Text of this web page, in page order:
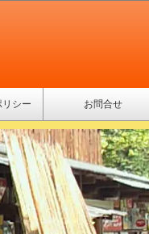
シー お問合せ